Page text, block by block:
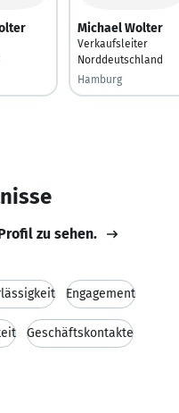
Michael Wolter
Verkaufsleiter
Norddeutschland
Hamburg
zu sehen.
Engagement
Geschäftskontakte